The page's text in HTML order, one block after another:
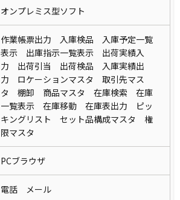
オンプレミス型ソフト
作業帳票出力 入庫検品 入庫予定一覧
表示 出庫指示一覧表示 出荷実績入
力 出荷引当 出荷検品 入庫実績出
力 ロケーションマスタ 取引先マス
タ 棚卸 商品マスタ 在庫検索 在庫
一覧表示 在庫移動 在庫表出力 ピッ
キングリスト セット品構成マスタ 権
限マスタ
PCブラウザ
電話 メール